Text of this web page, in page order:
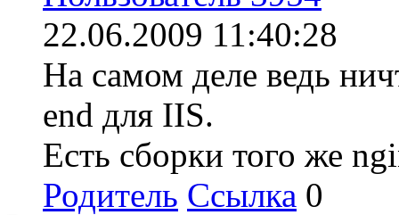
22.06.2009 11:40:28
На самом деле ведь
end для IIS.
Есть сборки того же
Родитель Ссылка 0